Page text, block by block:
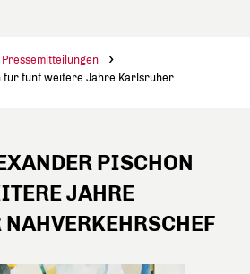
Pressemitteilungen
für fünf weitere Jahre Karlsruher
PISCHON
JAHRE